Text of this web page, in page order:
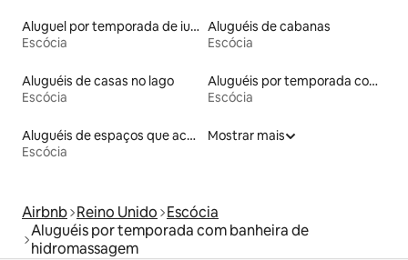
Aluguel por temporada de iurtas
Escócia
Aluguéis de cabanas
Escócia
Aluguéis de casas no lago
Escócia
Aluguéis por temporada com café da manhã
Escócia
Aluguéis de espaços que aceitam animais de estimação
Escócia
Mostrar mais
Airbnb Reino Unido Escócia
Aluguéis por temporada com banheira de
hidromassagem